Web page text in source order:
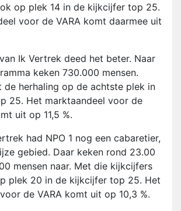
op plek 14 in de kijkcijfer top 25.
voor de VARA komt daarmee uit
Ik Vertrek deed het beter. Naar
keken 730.000 mensen.
de herhaling op de achtste plek in
25. Het marktaandeel voor de
uit op 11,5 %.
had NPO 1 nog een cabaretier,
gebied. Daar keken rond 23.00
mensen naar. Met die kijkcijfers
plek 20 in de kijkcijfer top 25. Het
de VARA komt uit op 10,3 %.